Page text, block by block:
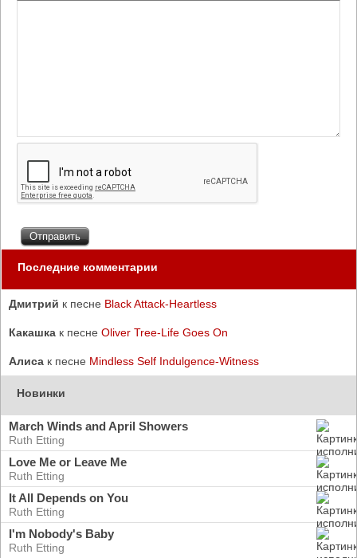
Последние комментарии
Дмитрий к песне Black Attack-Heartless
Какашка к песне Oliver Tree-Life Goes On
Алиса к песне Mindless Self Indulgence-Witness
Новинки
March Winds and April Showers
Ruth Etting
Love Me or Leave Me
Ruth Etting
It All Depends on You
Ruth Etting
I'm Nobody's Baby
Ruth Etting